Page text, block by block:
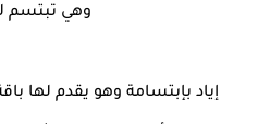
وهي تبتسم
إياد بإبتسامة وهو يقدم لها